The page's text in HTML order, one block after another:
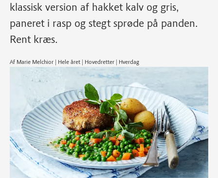
klassisk version af hakket kalv og gris,
paneret i rasp og stegt sprøde på panden.
Rent kræs.
Af Marie Melchior | Hele året | Hovedretter | Hverdag